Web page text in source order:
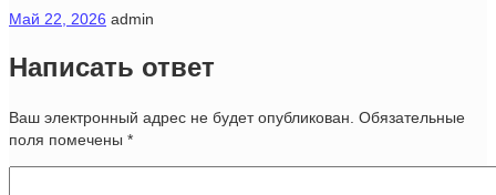
Май 22, 2026 admin
Написать ответ
Ваш электронный адрес не будет опубликован. Обязательные
поля помечены *